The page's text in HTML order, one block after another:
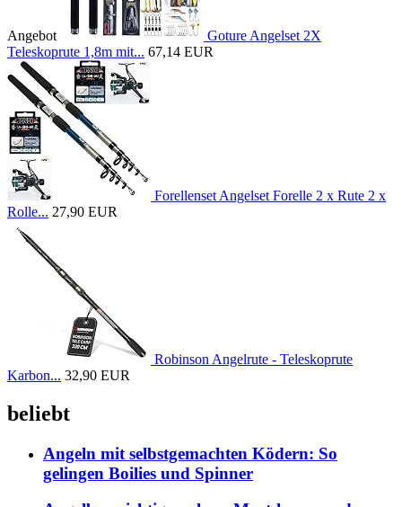
Angebot
Goture Angelset 2X
Teleskoprute 1,8m mit... 67,14 EUR
Forellenset Angelset Forelle 2 x Rute 2 x
Rolle... 27,90 EUR
Robinson Angelrute - Teleskoprute
Karbon... 32,90 EUR
beliebt
Angeln mit selbstgemachten Ködern: So
gelingen Boilies und Spinner